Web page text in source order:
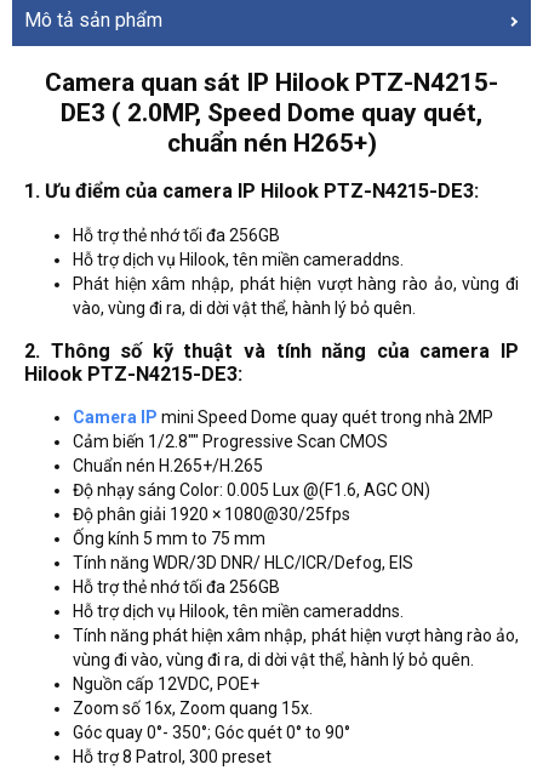
Mô tả sản phẩm
Camera quan sát IP Hilook PTZ-N4215-
DE3 ( 2.0MP, Speed Dome quay quét,
chuẩn nén H265+)
1. Ưu điểm của camera IP Hilook PTZ-N4215-DE3:
Hỗ trợ thẻ nhớ tối đa 256GB
Hỗ trợ dịch vụ Hilook, tên miền cameraddns.
Phát hiện xâm nhập, phát hiện vượt hàng rào ảo, vùng đi
vào, vùng đi ra, di dời vật thể, hành lý bỏ quên.
2. Thông số kỹ thuật và tính năng của camera IP
Hilook PTZ-N4215-DE3:
Camera IP mini Speed Dome quay quét trong nhà 2MP
Cảm biến 1/2.8"" Progressive Scan CMOS
Chuẩn nén H.265+/H.265
Độ nhạy sáng Color: 0.005 Lux @(F1.6, AGC ON)
Độ phân giải 1920 × 1080@30/25fps
Ống kính 5 mm to 75 mm
Tính năng WDR/3D DNR/ HLC/ICR/Defog, EIS
Hỗ trợ thẻ nhớ tối đa 256GB
Hỗ trợ dịch vụ Hilook, tên miền cameraddns.
Tính năng phát hiện xâm nhập, phát hiện vượt hàng rào ảo,
vùng đi vào, vùng đi ra, di dời vật thể, hành lý bỏ quên.
Nguồn cấp 12VDC, POE+
Zoom số 16x, Zoom quang 15x.
Góc quay 0°- 350°; Góc quét 0° to 90°
Hỗ trợ 8 Patrol, 300 preset